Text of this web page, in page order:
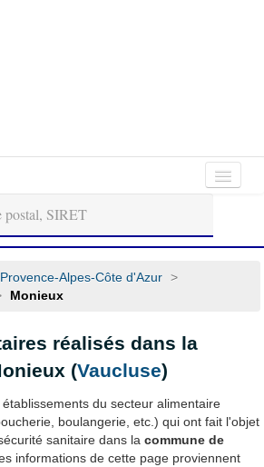
Régions
Provence-Alpes-Côte d'Azur >
Monieux
réalisés dans la
(Vaucluse)
du secteur alimentaire
boulangerie, etc.) qui ont fait l'objet
sanitaire dans lacommune de
informations de cette page proviennent